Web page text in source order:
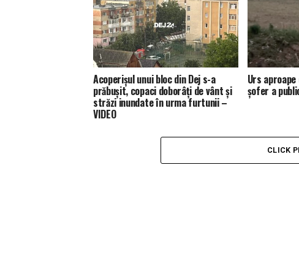
Acoperișul unui bloc din Dej s-a
prăbușit, copaci doborâți de vânt și
străzi inundate în urma furtunii –
VIDEO
Urs aproape
șofer a
CLICK